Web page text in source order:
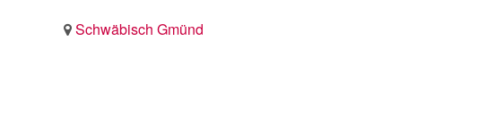
Schwäbisch Gmünd